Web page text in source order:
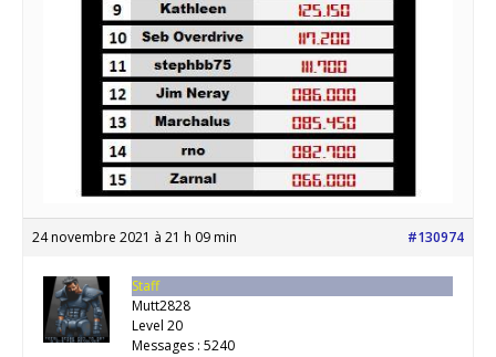
24 novembre 2021 à 21 h 09 min #130974
Staff
Mutt2828
Level 20
Messages : 5240